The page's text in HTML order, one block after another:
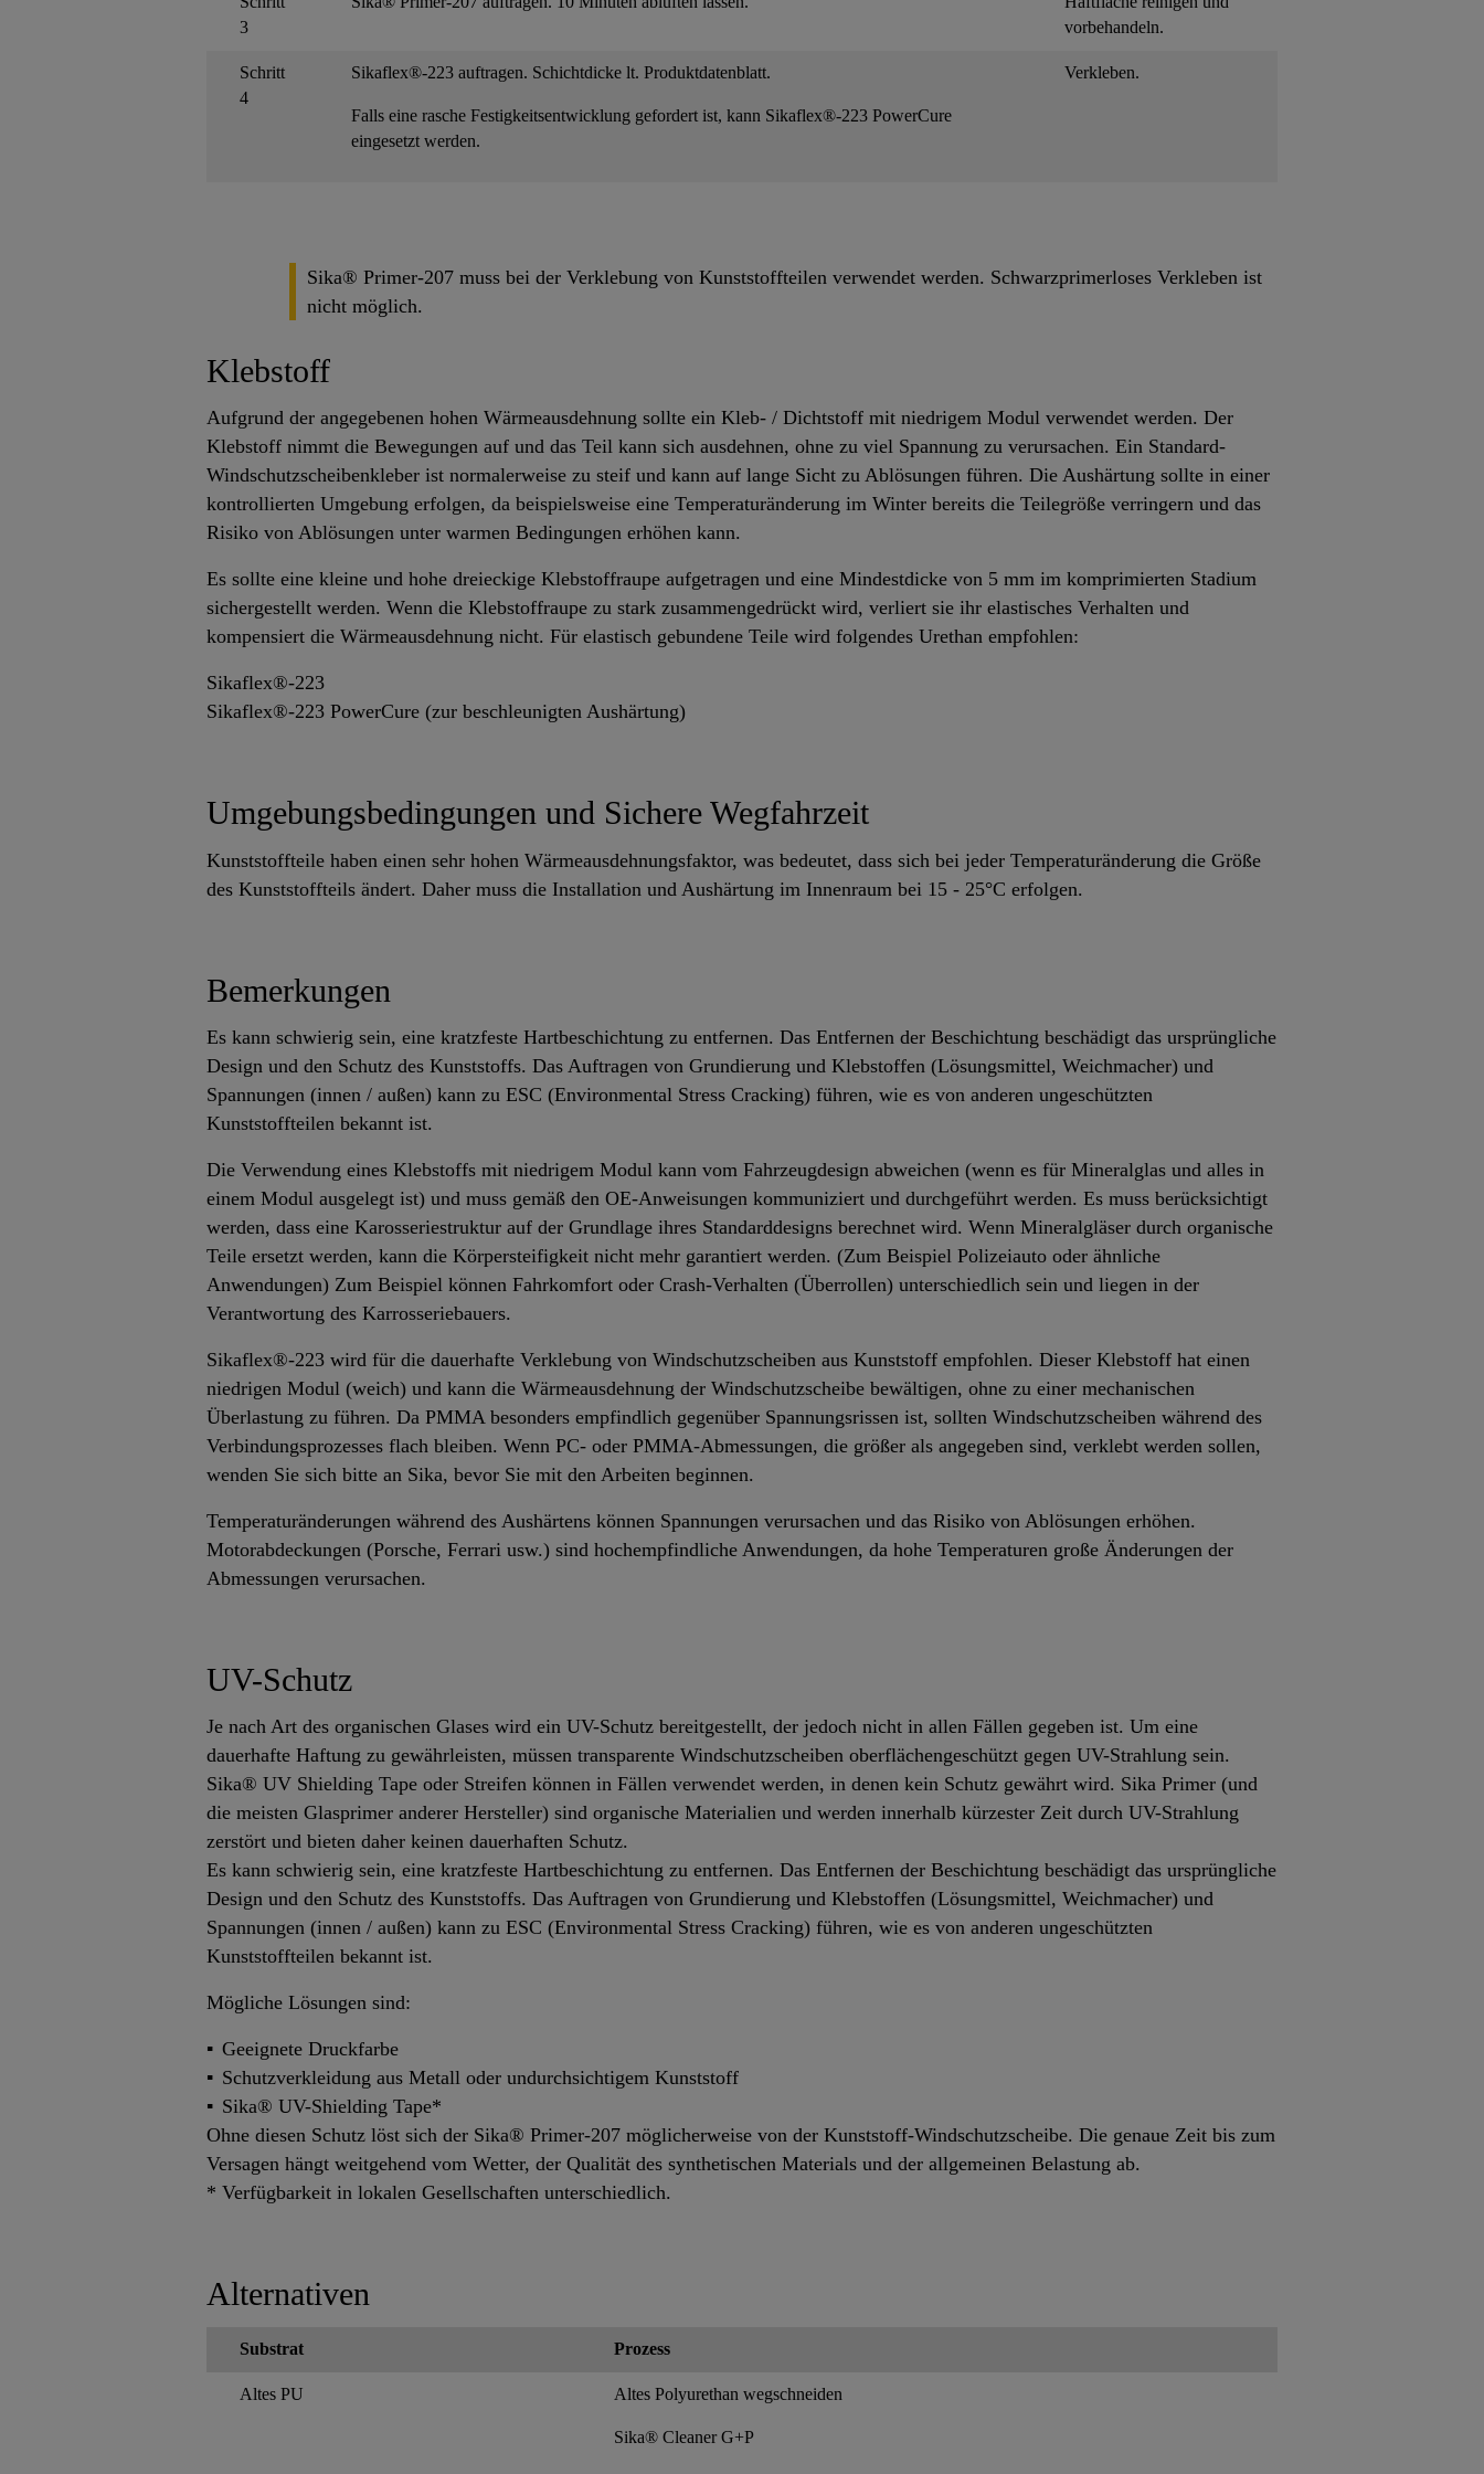
3
vorbehandeln.
Schritt
4
Sikaflex®-223 auftragen. Schichtdicke lt. Produktdatenblatt.
Falls eine rasche Festigkeitsentwicklung gefordert ist, kann Sikaflex®-223 PowerCure
eingesetzt werden.
Verkleben.
Sika® Primer-207 muss bei der Verklebung von Kunststoffteilen verwendet werden. Schwarzprimerloses Verkleben ist
nicht möglich.
Klebstoff
Aufgrund der angegebenen hohen Wärmeausdehnung sollte ein Kleb- / Dichtstoff mit niedrigem Modul verwendet werden. Der
Klebstoff nimmt die Bewegungen auf und das Teil kann sich ausdehnen, ohne zu viel Spannung zu verursachen. Ein Standard-
Windschutzscheibenkleber ist normalerweise zu steif und kann auf lange Sicht zu Ablösungen führen. Die Aushärtung sollte in einer
kontrollierten Umgebung erfolgen, da beispielsweise eine Temperaturänderung im Winter bereits die Teilegröße verringern und das
Risiko von Ablösungen unter warmen Bedingungen erhöhen kann.
Es sollte eine kleine und hohe dreieckige Klebstoffraupe aufgetragen und eine Mindestdicke von 5 mm im komprimierten Stadium
sichergestellt werden. Wenn die Klebstoffraupe zu stark zusammengedrückt wird, verliert sie ihr elastisches Verhalten und
kompensiert die Wärmeausdehnung nicht. Für elastisch gebundene Teile wird folgendes Urethan empfohlen:
Sikaflex®-223
Sikaflex®-223 PowerCure (zur beschleunigten Aushärtung)
Umgebungsbedingungen und Sichere Wegfahrzeit
Kunststoffteile haben einen sehr hohen Wärmeausdehnungsfaktor, was bedeutet, dass sich bei jeder Temperaturänderung die Größe
des Kunststoffteils ändert. Daher muss die Installation und Aushärtung im Innenraum bei 15 - 25°C erfolgen.
Bemerkungen
Es kann schwierig sein, eine kratzfeste Hartbeschichtung zu entfernen. Das Entfernen der Beschichtung beschädigt das ursprüngliche
Design und den Schutz des Kunststoffs. Das Auftragen von Grundierung und Klebstoffen (Lösungsmittel, Weichmacher) und
Spannungen (innen / außen) kann zu ESC (Environmental Stress Cracking) führen, wie es von anderen ungeschützten
Kunststoffteilen bekannt ist.
Die Verwendung eines Klebstoffs mit niedrigem Modul kann vom Fahrzeugdesign abweichen (wenn es für Mineralglas und alles in
einem Modul ausgelegt ist) und muss gemäß den OE-Anweisungen kommuniziert und durchgeführt werden. Es muss berücksichtigt
werden, dass eine Karosseriestruktur auf der Grundlage ihres Standarddesigns berechnet wird. Wenn Mineralgläser durch organische
Teile ersetzt werden, kann die Körpersteifigkeit nicht mehr garantiert werden. (Zum Beispiel Polizeiauto oder ähnliche
Anwendungen) Zum Beispiel können Fahrkomfort oder Crash-Verhalten (Überrollen) unterschiedlich sein und liegen in der
Verantwortung des Karrosseriebauers.
Sikaflex®-223 wird für die dauerhafte Verklebung von Windschutzscheiben aus Kunststoff empfohlen. Dieser Klebstoff hat einen
niedrigen Modul (weich) und kann die Wärmeausdehnung der Windschutzscheibe bewältigen, ohne zu einer mechanischen
Überlastung zu führen. Da PMMA besonders empfindlich gegenüber Spannungsrissen ist, sollten Windschutzscheiben während des
Verbindungsprozesses flach bleiben. Wenn PC- oder PMMA-Abmessungen, die größer als angegeben sind, verklebt werden sollen,
wenden Sie sich bitte an Sika, bevor Sie mit den Arbeiten beginnen.
Temperaturänderungen während des Aushärtens können Spannungen verursachen und das Risiko von Ablösungen erhöhen.
Motorabdeckungen (Porsche, Ferrari usw.) sind hochempfindliche Anwendungen, da hohe Temperaturen große Änderungen der
Abmessungen verursachen.
UV-Schutz
Je nach Art des organischen Glases wird ein UV-Schutz bereitgestellt, der jedoch nicht in allen Fällen gegeben ist. Um eine
dauerhafte Haftung zu gewährleisten, müssen transparente Windschutzscheiben oberflächengeschützt gegen UV-Strahlung sein.
Sika® UV Shielding Tape oder Streifen können in Fällen verwendet werden, in denen kein Schutz gewährt wird. Sika Primer (und
die meisten Glasprimer anderer Hersteller) sind organische Materialien und werden innerhalb kürzester Zeit durch UV-Strahlung
zerstört und bieten daher keinen dauerhaften Schutz.
Es kann schwierig sein, eine kratzfeste Hartbeschichtung zu entfernen. Das Entfernen der Beschichtung beschädigt das ursprüngliche
Design und den Schutz des Kunststoffs. Das Auftragen von Grundierung und Klebstoffen (Lösungsmittel, Weichmacher) und
Spannungen (innen / außen) kann zu ESC (Environmental Stress Cracking) führen, wie es von anderen ungeschützten
Kunststoffteilen bekannt ist.
Mögliche Lösungen sind:
Geeignete Druckfarbe
Schutzverkleidung aus Metall oder undurchsichtigem Kunststoff
Sika® UV-Shielding Tape*
Ohne diesen Schutz löst sich der Sika® Primer-207 möglicherweise von der Kunststoff-Windschutzscheibe. Die genaue Zeit bis zum
Versagen hängt weitgehend vom Wetter, der Qualität des synthetischen Materials und der allgemeinen Belastung ab.
* Verfügbarkeit in lokalen Gesellschaften unterschiedlich.
Alternativen
Substrat Prozess
Altes PU Altes Polyurethan wegschneiden
Sika® Cleaner G+P